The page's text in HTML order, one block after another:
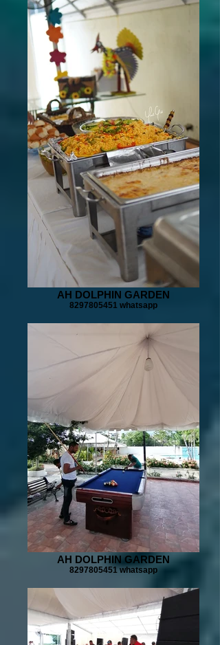
AH DOLPHIN GARDEN
8297805451 whatsapp
AH DOLPHIN GARDEN
8297805451 whatsapp